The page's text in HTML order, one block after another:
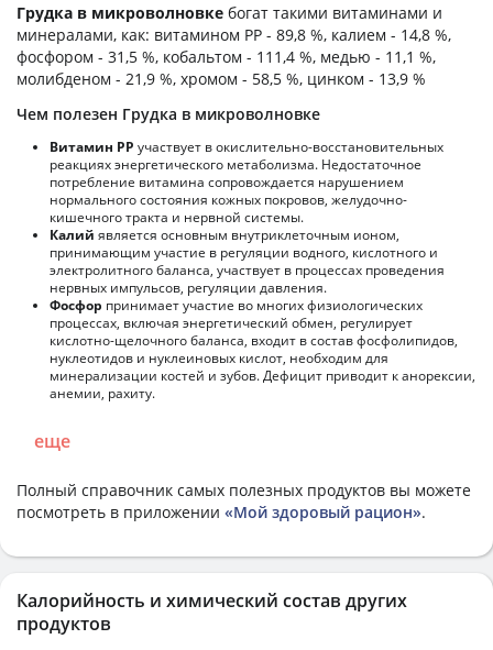
Грудка в микроволновке богат такими витаминами и
минералами, как: витамином PP - 89,8 %, калием - 14,8 %,
фосфором - 31,5 %, кобальтом - 111,4 %, медью - 11,1 %,
молибденом - 21,9 %, хромом - 58,5 %, цинком - 13,9 %
Чем полезен Грудка в микроволновке
Витамин РР участвует в окислительно-восстановительных
реакциях энергетического метаболизма. Недостаточное
потребление витамина сопровождается нарушением
нормального состояния кожных покровов, желудочно-
кишечного тракта и нервной системы.
Калий является основным внутриклеточным ионом,
принимающим участие в регуляции водного, кислотного и
электролитного баланса, участвует в процессах проведения
нервных импульсов, регуляции давления.
Фосфор принимает участие во многих физиологических
процессах, включая энергетический обмен, регулирует
кислотно-щелочного баланса, входит в состав фосфолипидов,
нуклеотидов и нуклеиновых кислот, необходим для
минерализации костей и зубов. Дефицит приводит к анорексии,
анемии, рахиту.
еще
Полный справочник самых полезных продуктов вы можете
посмотреть в приложении «Мой здоровый рацион».
Калорийность и химический состав других
продуктов